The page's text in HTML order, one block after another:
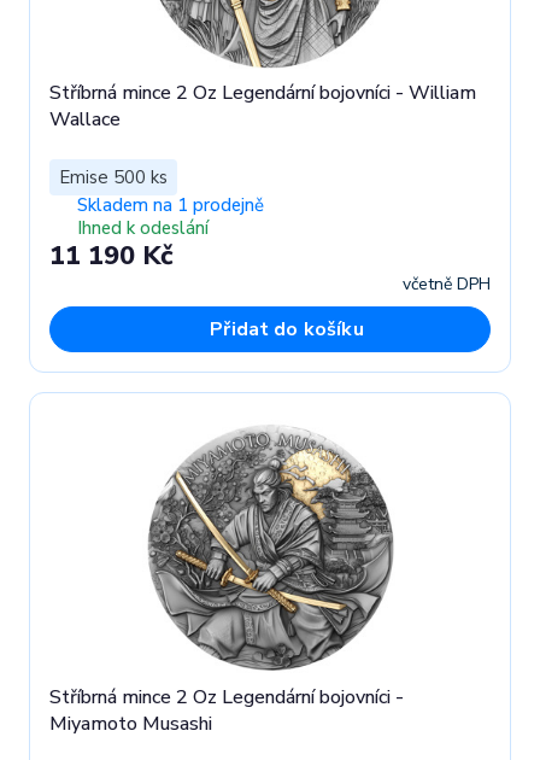
Stříbrná mince 2 Oz Legendární bojovníci - William
Wallace
Emise 500 ks
Skladem na 1 prodejně
Ihned k odeslání
11 190 Kč
včetně DPH
Přidat do košíku
Stříbrná mince 2 Oz Legendární bojovníci -
Miyamoto Musashi